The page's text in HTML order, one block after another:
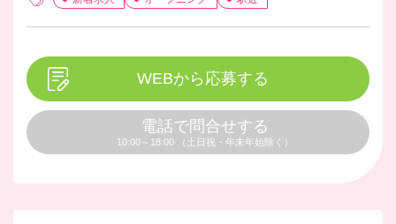
素敵なホームを一緒に創り上げていき
WEBから応募する
電話で問合せする
10:00～18:00 （土日祝・年末年始除く）